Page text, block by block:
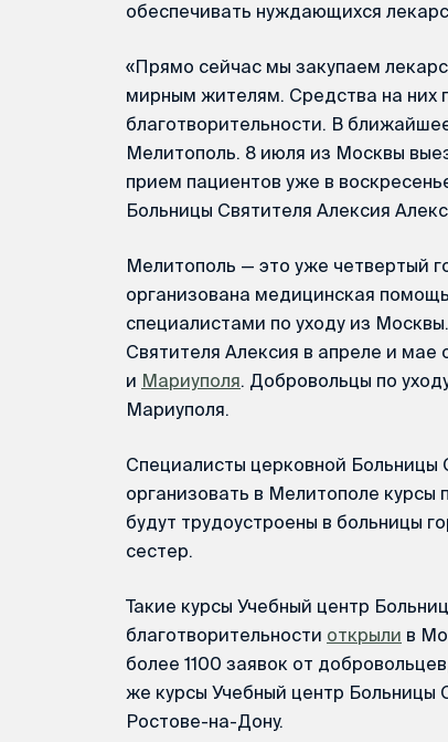
обеспечивать нуждающихся
«Прямо сейчас мы закупаем
мирным жителям. Средства на них
благотворительности. В
Мелитополь. 8 июля из Москвы
прием пациентов уже в
Больницы Святителя Алексия
Мелитополь — это уже четвертый
организована медицинская
специалистами по уходу из
Святителя Алексия в апреле и
и Мариуполя. Добровольцы по
Мариуполя.
Специалисты церковной Больницы
организовать в Мелитополе
будут трудоустроены в больницы
сестер.
Такие курсы Учебный центр
благотворительности открыли в
более 1100 заявок от
же курсы Учебный центр Больницы
Ростове-на-Дону.